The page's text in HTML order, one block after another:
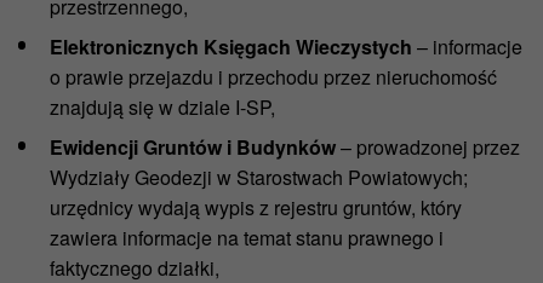
przestrzennego,
Elektronicznych Księgach Wieczystych – informacje
o prawie przejazdu i przechodu przez nieruchomość
znajdują się w dziale I-SP,
Ewidencji Gruntów i Budynków– prowadzonej przez
Wydziały Geodezji w Starostwach Powiatowych;
urzędnicy wydają wypis z rejestru gruntów, który
zawiera informacje na temat stanu prawnego i
faktycznego działki,